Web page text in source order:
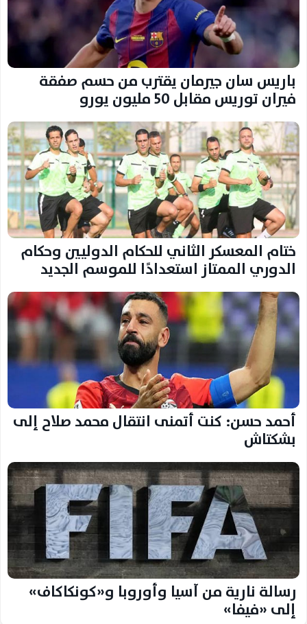
باريس سان جيرمان يقترب من حسم صفقة
فيران توريس مقابل 50 مليون يورو
ختام المعسكر الثاني للحكام الدوليين وحكام
الدوري الممتاز استعدادًا للموسم الجديد
أحمد حسن: كنت أتمنى انتقال محمد صلاح إلى
بشكتاش
رسالة نارية من آسيا وأوروبا و«كونكاكاف»
إلى «فيفا»